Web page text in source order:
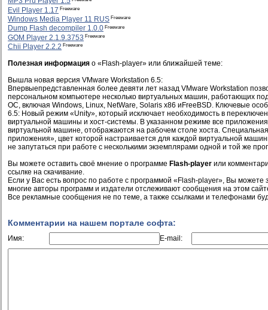
Evil Player 1.17 Freeware
Windows Media Player 11 RUS Freeware
Dump Flash decompiler 1.0.0 Freeware
GOM Player 2.1.9.3753 Freeware
Chii Player 2.2.2 Freeware
Полезная информация о «Flash-player» или ближайшей теме:
Вышла новая версия VMware Workstation 6.5:
Впервыепредставленная более девяти лет назад VMware Workstation
персональном компьютере несколько виртуальных машин, работающих
ОС, включая Windows, Linux, NetWare, Solaris x86 иFreeBSD. Ключевые
6.5: Новый режим «Unity», который исключает необходимость в
виртуальной машины и хост-системы. В указанном режиме все
виртуальной машине, отображаются на рабочем столе хоста. Специальная
приложения», цвет которой настраивается для каждой виртуальной
не запутаться при работе с несколькими экземплярами одной и той же
Вы можете оставить своё мнение о программе Flash-player или
ссылке на скачивание.
Если у Вас есть вопрос по работе с программой «Flash-player», Вы можете
многие авторы программ и издатели отслеживают сообщения на этом
Все рекламные сообщения не по теме, а также ссылками и телефонами
Комментарии на нашем портале софта:
Имя: E-mail: